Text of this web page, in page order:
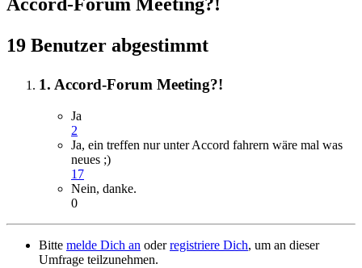
Accord-Forum Meeting?!
19 Benutzer abgestimmt
1. Accord-Forum Meeting?!
Ja
2
Ja, ein treffen nur unter Accord fahrern wäre mal was
neues ;)
17
Nein, danke.
0
Bitte melde Dich an oderregistriere Dich, um an dieser
Umfrage teilzunehmen.